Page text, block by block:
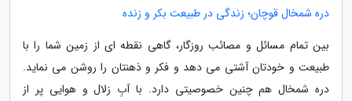
دره شمخال قوچان؛ زندگی در طبیعت بکر و زنده
بین تمام مسائل و مصائب روزگار، گاهی نقطه ای از زمین شما را با
طبیعت و خودتان آشتی می دهد و فکر و ذهنتان را روشن می نماید.
دره شمخال هم چنین خصوصیتی دارد. با آبِ زلال و هوایی پر از